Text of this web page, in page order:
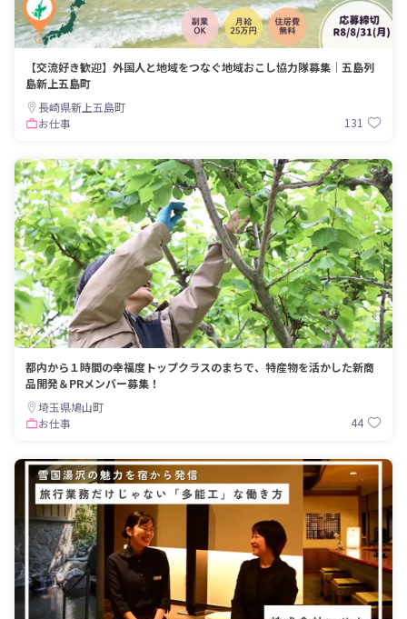
【交流好き歓迎】外国人と地域をつなぐ地域おこし協力隊募集｜五島列
島新上五島町
長崎県新上五島町
お仕事
131
都内から１時間の幸福度トップクラスのまちで、特産物を活かした新商
品開発＆PRメンバー募集！
埼玉県鳩山町
お仕事
44